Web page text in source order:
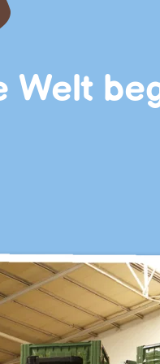
Welt